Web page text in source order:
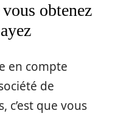
obtenez
en compte
de
c’est que vous